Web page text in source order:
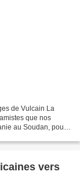
de Vulcain La
que nos
au Soudan, pour
vers